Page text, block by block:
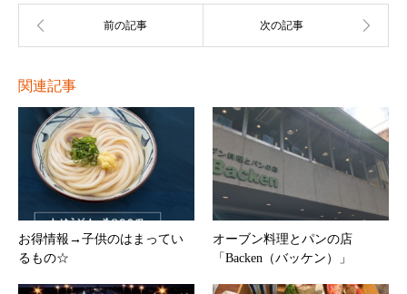
関連記事
お得情報→子供のはまってい
るもの☆
オーブン料理とパンの店
「Backen（バッケン）」